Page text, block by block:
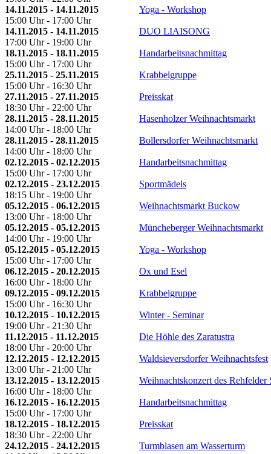
14.11.2015 - 14.11.2015
15:00 Uhr - 17:00 Uhr
Yoga - Workshop
14.11.2015 - 14.11.2015
17:00 Uhr - 19:00 Uhr
DUO LIAISONG
18.11.2015 - 18.11.2015
15:00 Uhr - 17:00 Uhr
Handarbeitsnachmittag
25.11.2015 - 25.11.2015
15:00 Uhr - 16:30 Uhr
Krabbelgruppe
27.11.2015 - 27.11.2015
18:30 Uhr - 22:00 Uhr
Preisskat
28.11.2015 - 28.11.2015
14:00 Uhr - 18:00 Uhr
Hasenholzer Weihnachtsmarkt
28.11.2015 - 28.11.2015
14:00 Uhr - 18:00 Uhr
Bollersdorfer Weihnachtsmarkt
02.12.2015 - 02.12.2015
15:00 Uhr - 17:00 Uhr
Handarbeitsnachmittag
02.12.2015 - 23.12.2015
18:15 Uhr - 19:00 Uhr
Sportmädels
05.12.2015 - 06.12.2015
13:00 Uhr - 18:00 Uhr
Weihnachtsmarkt Buckow
05.12.2015 - 05.12.2015
14:00 Uhr - 19:00 Uhr
Müncheberger Weihnachtsmarkt
05.12.2015 - 05.12.2015
15:00 Uhr - 17:00 Uhr
Yoga - Workshop
06.12.2015 - 20.12.2015
16:00 Uhr - 18:00 Uhr
Ox und Esel
09.12.2015 - 09.12.2015
15:00 Uhr - 16:30 Uhr
Krabbelgruppe
10.12.2015 - 10.12.2015
19:00 Uhr - 21:30 Uhr
Winter - Seminar
11.12.2015 - 11.12.2015
18:00 Uhr - 20:00 Uhr
Die Höhle des Zaratustra
12.12.2015 - 12.12.2015
13:00 Uhr - 21:00 Uhr
Waldsieversdorfer Weihnachtsfest
13.12.2015 - 13.12.2015
16:00 Uhr - 18:00 Uhr
Weihnachtskonzert des Rehfelder
16.12.2015 - 16.12.2015
15:00 Uhr - 17:00 Uhr
Handarbeitsnachmittag
18.12.2015 - 18.12.2015
18:30 Uhr - 22:00 Uhr
Preisskat
24.12.2015 - 24.12.2015
Turmblasen am Wasserturm